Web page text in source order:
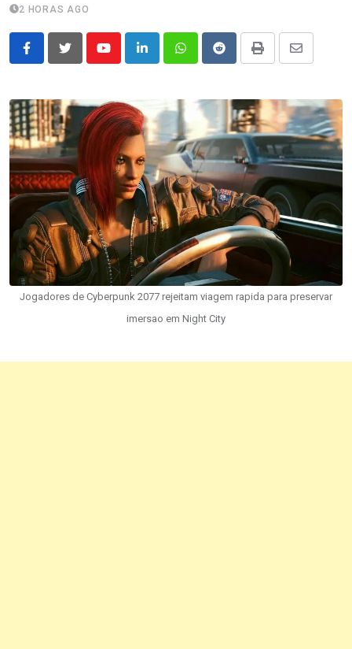
2 HORAS AGO
YoutubeLinkedInWhatsappRedditPrint
Share
Email
Jogadores de Cyberpunk 2077 rejeitam viagem rapida para preservar
imersao em Night City